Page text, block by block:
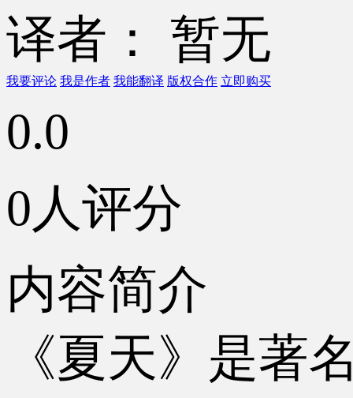
译者： 暂无
我要评论 我是作者 我能翻译 版权合作 立即购买
0.0
0人评分
内容简介
《夏天》是著